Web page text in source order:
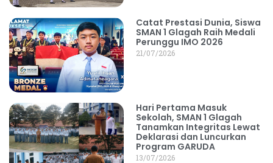
Catat Prestasi Dunia, Siswa
SMAN 1 Glagah Raih Medali
Perunggu IMO 2026
21/07/2026
Hari Pertama Masuk
Sekolah, SMAN 1 Glagah
Tanamkan Integritas Lewat
Deklarasi dan Luncurkan
Program GARUDA
13/07/2026